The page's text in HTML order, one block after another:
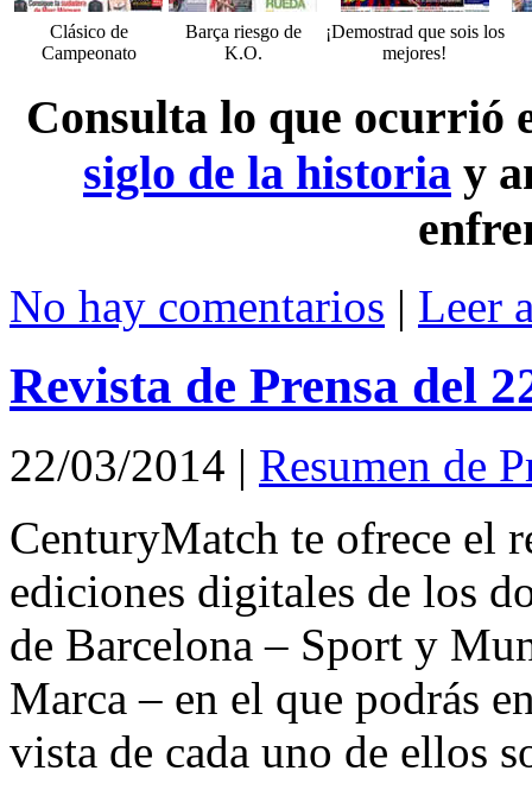
Clásico de
Campeonato
Barça riesgo de
K.O.
¡Demostrad que sois los
mejores!
Consulta lo que ocurrió
siglo de la historia y
No hay comentarios | Leer
Revista de Prensa del
22/03/2014 | Resumen de
CenturyMatch te ofrece el
ediciones digitales de los
de Barcelona – Sport y
Marca – en el que podrás
vista de cada uno de ellos